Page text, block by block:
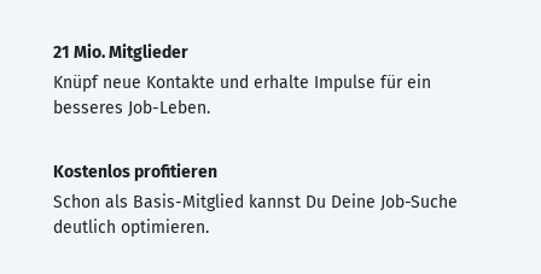
21 Mio. Mitglieder
Knüpf neue Kontakte und erhalte Impulse für ein
besseres Job-Leben.
Kostenlos profitieren
Schon als Basis-Mitglied kannst Du Deine Job-Suche
deutlich optimieren.